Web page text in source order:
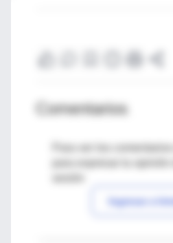
Comentarios
Para ver los
Ingresar a